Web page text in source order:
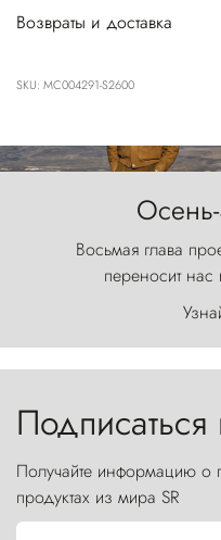
Возвраты и доставка
SKU: MC004291-S2600
Восьмая глава
переносит
первобытной
Торрес-дель-
Получайте информацию о
продуктах из мира SR